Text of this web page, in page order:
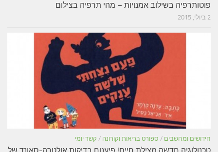
פוטותרפיה בשילוב אמנויות – מהי תרפיה בצילום
2 ביולי, 2015
חידושים ומחשבים / ספורט בריאות וקורונה / קשר יומי